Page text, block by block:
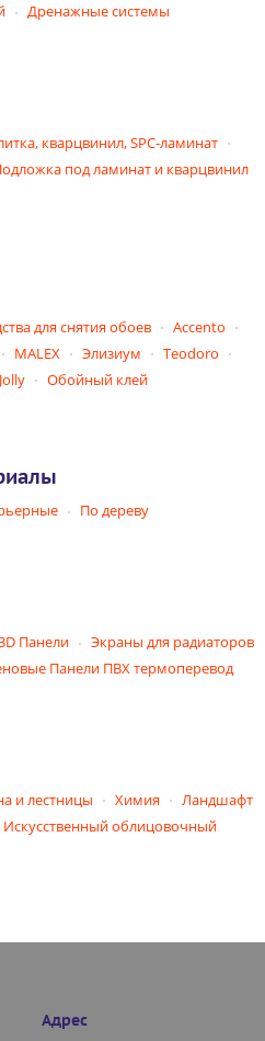
Дренажные системы
кварцвинил, SPC-ламинат
под ламинат и кварцвинил
для снятия обоев
Accento
MALEX Элизиум
Teodoro
Обойный клей
По дереву
Панели
Экраны для радиаторов
Панели ПВХ термоперевод
и лестницы Химия
Ландшафт
Искусственный облицовочный
Адрес